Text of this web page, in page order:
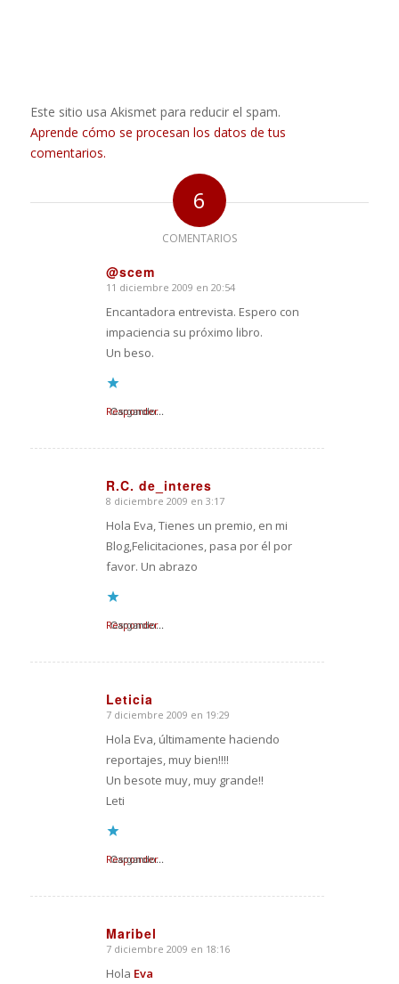
Este sitio usa Akismet para reducir el spam.
Aprende cómo se procesan los datos de tus
comentarios.
6
COMENTARIOS
@scem
Dice:
11 diciembre 2009 en 20:54
Encantadora entrevista. Espero con
impaciencia su próximo libro.
Un beso.
Cargando...
Responder
R.C. de_interes
Dice:
8 diciembre 2009 en 3:17
Hola Eva, Tienes un premio, en mi
Blog,Felicitaciones, pasa por él por
favor. Un abrazo
Cargando...
Responder
Leticia
Dice:
7 diciembre 2009 en 19:29
Hola Eva, últimamente haciendo
reportajes, muy bien!!!!
Un besote muy, muy grande!!
Leti
Cargando...
Responder
Maribel
Dice:
7 diciembre 2009 en 18:16
Hola Eva